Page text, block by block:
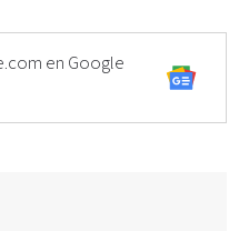
en Google